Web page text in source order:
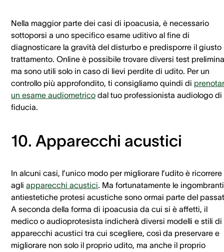
Nella maggior parte dei casi di ipoacusia, è necessario
sottoporsi a uno specifico esame uditivo al fine di
diagnosticare la gravità del disturbo e predisporre il giusto
trattamento. Online è possibile trovare diversi test
ma sono utili solo in caso di lievi perdite di udito. Per un
controllo più approfondito, ti consigliamo quindi di
un esame audiometrico dal tuo professionista audiologo di
fiducia.
10. Apparecchi acustici
In alcuni casi, l’unico modo per migliorare l’udito è ricorrere
agli apparecchi acustici. Ma fortunatamente le
antiestetiche protesi acustiche sono ormai parte del
A seconda della forma di ipoacusia da cui si è affetti, il
medico o audioprotesista indicherà diversi modelli e stili di
apparecchi acustici tra cui scegliere, così da preservare e
migliorare non solo il proprio udito, ma anche il proprio